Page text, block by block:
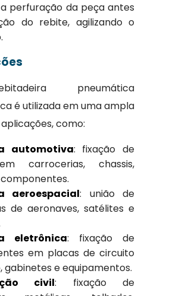
perfuração da peça antes
do rebite, agilizando o
pneumática
é utilizada em uma ampla
como:
automotiva: fixação de
carrocerias, chassis,
aeroespacial: união de
de aeronaves, satélites e
eletrônica: fixação de
em placas de circuito
gabinetes e equipamentos.
civil: fixação de